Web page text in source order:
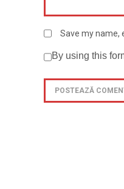
Save my name,
By using this